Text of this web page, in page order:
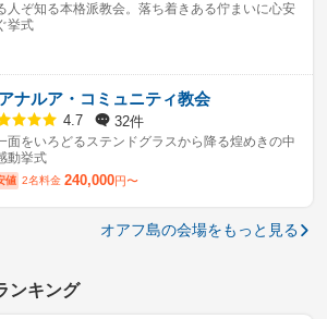
人ぞ知る本格派教会。落ち着きある佇まいに心安
挙式
ナルア・コミュニティ教会
4.7 32件
面をいろどるステンドグラスから降る煌めきの中
動挙式
値 2名料金 240,000円〜
オアフ島の会場をもっと見る
ンキング